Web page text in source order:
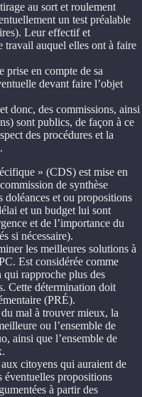
au sort et roulement
un test préalable
Leur effectif et
travail auquel elles ont à faire
prise en compte de sa
devant faire l’objet
donc, des commissions, ainsi
sont publics, de façon à ce
des procédures et la
» (CDS) est mise en
de synthèse
doléances et ou propositions
et un budget lui sont
et de l’importance du
si nécessaire).
les meilleures solutions à
Est considérée comme
qui rapproche plus des
Cette détermination doit
(PRÉ).
mal à trouver mieux, la
ou l’ensemble de
ainsi que l’ensemble de
citoyens qui auraient de
éventuelles propositions
à partir des